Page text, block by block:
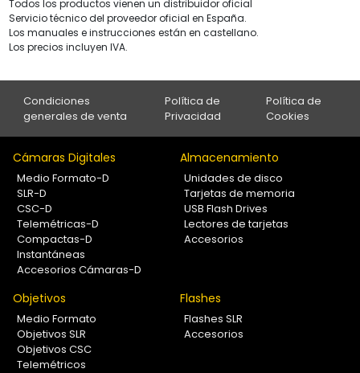
Todos los productos vienen un distribuidor oficial
Servicio técnico del proveedor oficial en España.
Los manuales e instrucciones están en castellano.
Los precios incluyen IVA.
Condiciones
generales de venta
Política de
Privacidad
Política de
Cookies
Cámaras Digitales
Medio Formato-D
SLR-D
CSC-D
Telemétricas-D
Compactas-D
Instantáneas
Accesorios Cámaras-D
Almacenamiento
Unidades de disco
Tarjetas de memoria
USB Flash Drives
Lectores de tarjetas
Accesorios
Objetivos
Medio Formato
Objetivos SLR
Objetivos CSC
Telemétricos
Flashes
Flashes SLR
Accesorios